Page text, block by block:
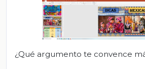
¿Qué argumento te convence